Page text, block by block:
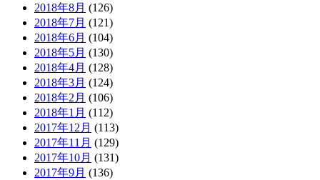
2018年8月 (126)
2018年7月 (121)
2018年6月 (104)
2018年5月 (130)
2018年4月 (128)
2018年3月 (124)
2018年2月 (106)
2018年1月 (112)
2017年12月 (113)
2017年11月 (129)
2017年10月 (131)
2017年9月 (136)